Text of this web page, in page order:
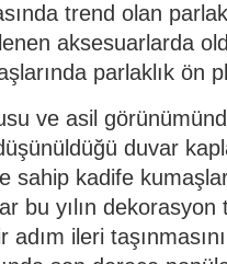
trend olan
aksesuarlarda
parlaklık ön
ve asil
duvar
sahip kadife
bu yılın
adım ileri